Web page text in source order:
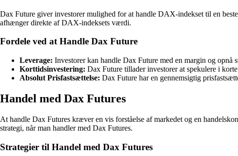
Dax Future giver investorer mulighed for at handle DAX-indekset til en
afhænger direkte af DAX-indeksets værdi.
Fordele ved at Handle Dax Future
Leverage: Investorer kan handle Dax Future med en margin og
Korttidsinvestering: Dax Future tillader investorer at spekulere i
Absolut Prisfastsættelse: Dax Future har en gennemsigtig
Handel med Dax Futures
At handle Dax Futures kræver en vis forståelse af markedet og en
strategi, når man handler med Dax Futures.
Strategier til Handel med Dax Futures